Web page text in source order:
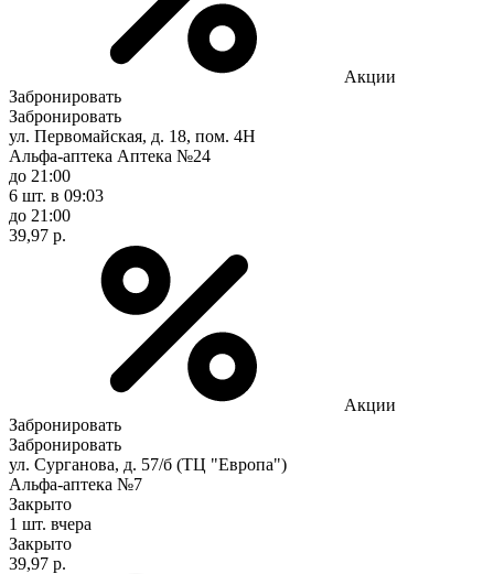
Акции
Забронировать
Забронировать
ул. Первомайская, д. 18, пом. 4Н
Альфа-аптека Аптека №24
до 21:00
6 шт. в 09:03
до 21:00
39,97 р.
Акции
Забронировать
Забронировать
ул. Сурганова, д. 57/б (ТЦ "Европа")
Альфа-аптека №7
Закрыто
1 шт. вчера
Закрыто
39,97 р.